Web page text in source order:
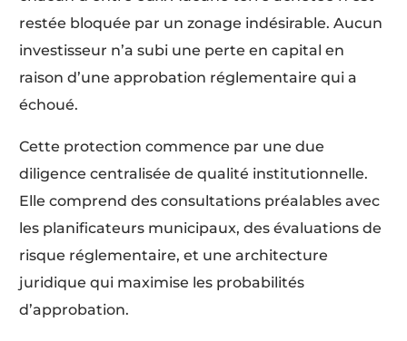
restée bloquée par un zonage indésirable. Aucun
investisseur n’a subi une perte en capital en
raison d’une approbation réglementaire qui a
échoué.
Cette protection commence par une due
diligence centralisée de qualité institutionnelle.
Elle comprend des consultations préalables avec
les planificateurs municipaux, des évaluations de
risque réglementaire, et une architecture
juridique qui maximise les probabilités
d’approbation.